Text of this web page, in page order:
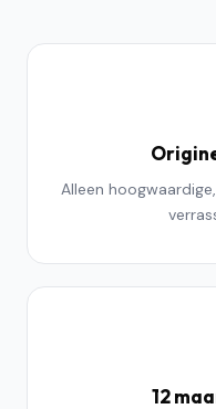
Alleen
12